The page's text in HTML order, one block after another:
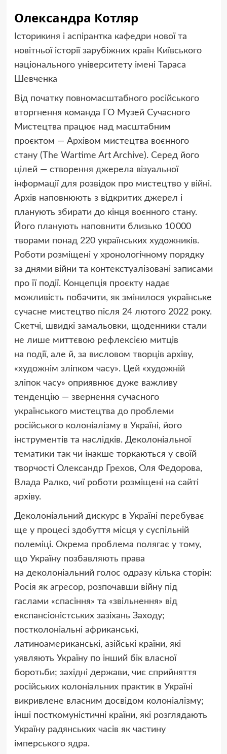
Олександра Котляр
Історикиня і аспірантка кафедри нової та
новітньої історії зарубіжних країн Київського
національного університету імені Тараса
Шевченка
Від початку повномасштабного російського
вторгнення команда ГО Музей Сучасного
Мистецтва працює над масштабним
проєктом — Архівом мистецтва воєнного
стану (The Wartime Art Archive). Серед його
цілей — створення джерела візуальної
інформації для розвідок про мистецтво у війні.
Архів наповнюють з відкритих джерел і
планують збирати до кінця воєнного стану.
Його планують наповнити близько 10 000
творами понад 220 українських художників.
Роботи розміщені у хронологічному порядку
за днями війни та контекстуалізовані записами
про її події. Концепція проєкту надає
можливість побачити, як змінилося українське
сучасне мистецтво після 24 лютого 2022 року.
Скетчі, швидкі замальовки, щоденники стали
не лише миттєвою рефлексією митців
на події, але й, за висловом творців архіву,
«художнім зліпком часу». Цей «художній
зліпок часу» оприявнює дуже важливу
тенденцію — звернення сучасного
українського мистецтва до проблеми
російського колоніалізму в Україні, його
інструментів та наслідків. Деколоніальної
тематики так чи інакше торкаються у своїй
творчості Олександр Грехов, Оля Федорова,
Влада Ралко, чиї роботи розміщені на сайті
архіву.
Деколоніальний дискурс в Україні перебуває
ще у процесі здобуття місця у суспільній
полеміці. Окрема проблема полягає у тому,
що Україну позбавляють права
на деколоніальний голос одразу кілька сторін:
Росія як агресор, розпочавши війну під
гаслами «спасіння» та «звільнення» від
експансіоністських зазіхань Заходу;
постколоніальні африканські,
латиноамериканські, азійські країни, які
уявляють Україну по інший бік власної
боротьби; західні держави, чиє сприйняття
російських колоніальних практик в Україні
викривлене власним досвідом колоніалізму;
інші посткомуністичні країни, які розглядають
Україну радянських часів як частину
імперського ядра.